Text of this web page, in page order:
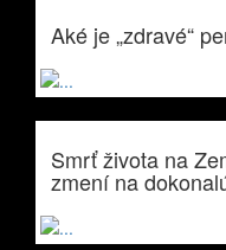
Aké je „zdravé“
Smrť života na
zmení na